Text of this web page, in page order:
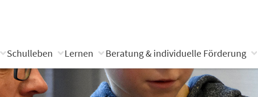
Schulleben Lernen Beratung & individuelle Förderung